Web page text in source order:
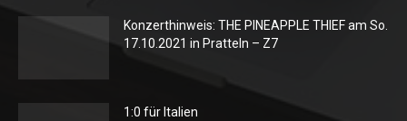
Konzerthinweis: THE PINEAPPLE THIEF am So.
17.10.2021 in Pratteln – Z7
1:0 für Italien